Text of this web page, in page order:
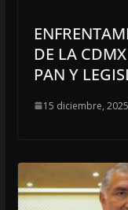
DE LA
PAN Y
15 diciembre, 2025